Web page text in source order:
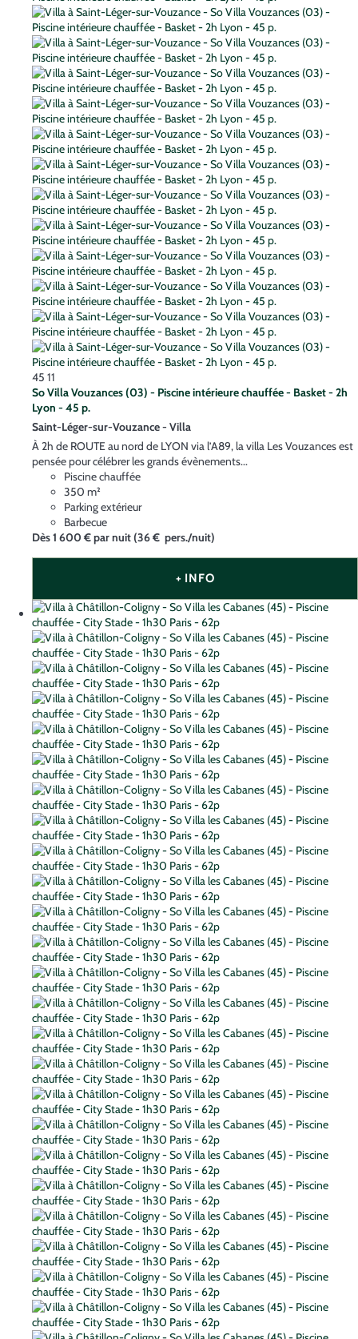
45 11
So Villa Vouzances (03) - Piscine intérieure chauffée - Basket - 2h
Lyon - 45 p.
Saint-Léger-sur-Vouzance - Villa
À 2h de ROUTE au nord de LYON via l’A89, la villa Les Vouzances est
pensée pour célébrer les grands évènements...
Piscine chauffée
350 m²
Parking extérieur
Barbecue
Dès1 600 €par nuit(36 € pers./nuit)
+ INFO